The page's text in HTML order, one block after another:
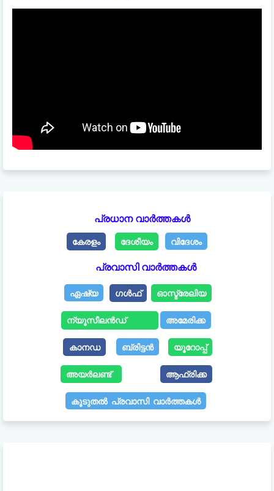
പ്രധാന വാർത്തകൾ
കേരളം ദേശീയം വിദേശം
പ്രവാസി വാർത്തകൾ
ഏഷ്യ ഗൾഫ് ഓസ്ട്രേലിയ
ന്യൂസീലൻഡ് അമേരിക്ക
കാനഡ ബ്രിട്ടൻ യൂറോപ്പ്
അയർലണ്ട് ആഫ്രിക്ക
കൂടുതൽ പ്രവാസി വാർത്തകൾ